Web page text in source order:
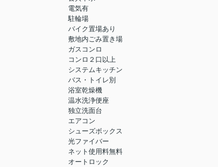
電気有
駐輪場
バイク置場あり
敷地内ごみ置き場
ガスコンロ
コンロ２口以上
システムキッチン
バス・トイレ別
浴室乾燥機
温水洗浄便座
独立洗面台
エアコン
シューズボックス
光ファイバー
ネット使用料無料
オートロック